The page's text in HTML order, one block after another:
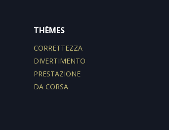
THÈMES
CORRETTEZZA
DIVERTIMENTO
PRESTAZIONE
DA CORSA